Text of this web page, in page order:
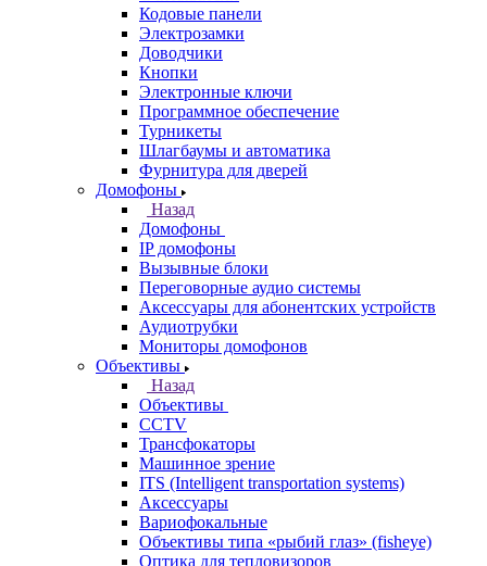
Кодовые панели
Электрозамки
Доводчики
Кнопки
Электронные ключи
Программное обеспечение
Турникеты
Шлагбаумы и автоматика
Фурнитура для дверей
Домофоны
Назад
Домофоны
IP домофоны
Вызывные блоки
Переговорные аудио системы
Аксессуары для абонентских устройств
Аудиотрубки
Мониторы домофонов
Объективы
Назад
Объективы
CCTV
Трансфокаторы
Машинное зрение
ITS (Intelligent transportation systems)
Аксессуары
Вариофокальные
Объективы типа «рыбий глаз» (fisheye)
Оптика для тепловизоров